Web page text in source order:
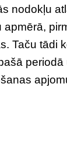
nodokļu
apmērā,
Taču tādi
periodā